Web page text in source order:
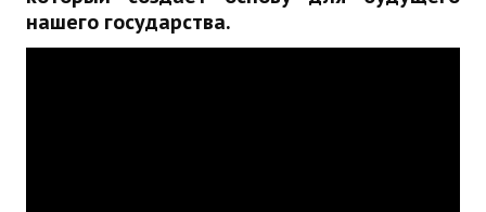
нашего государства.